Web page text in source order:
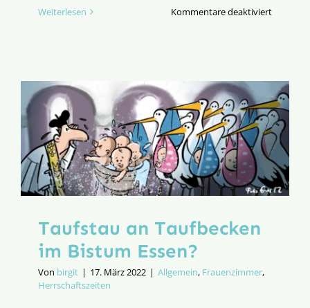
Weiterlesen Kommentare deaktiviertfür
Taufstau an Taufbecken
im Bistum Essen?
Von birgit | 17. März 2022 | Allgemein, Frauenzimmer,
Herrschaftszeiten